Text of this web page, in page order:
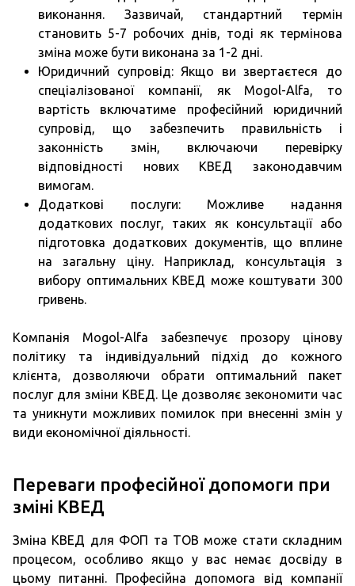
виконання. Зазвичай, стандартний термін
становить 5-7 робочих днів, тоді як термінова
зміна може бути виконана за 1-2 дні.
Юридичний супровід: Якщо ви звертаєтеся до
спеціалізованої компанії, як Mogol-Alfa, то
вартість включатиме професійний юридичний
супровід, що забезпечить правильність і
законність змін, включаючи перевірку
відповідності нових КВЕД законодавчим
вимогам.
Додаткові послуги: Можливе надання
додаткових послуг, таких як консультації або
підготовка додаткових документів, що вплине
на загальну ціну. Наприклад, консультація з
вибору оптимальних КВЕД може коштувати 300
гривень.
Компанія Mogol-Alfa забезпечує прозору цінову
політику та індивідуальний підхід до кожного
клієнта, дозволяючи обрати оптимальний пакет
послуг для зміни КВЕД. Це дозволяє зекономити час
та уникнути можливих помилок при внесенні змін у
види економічної діяльності.
Переваги професійної допомоги при
зміні КВЕД
Зміна КВЕД для ФОП та ТОВ може стати складним
процесом, особливо якщо у вас немає досвіду в
цьому питанні. Професійна допомога від компанії